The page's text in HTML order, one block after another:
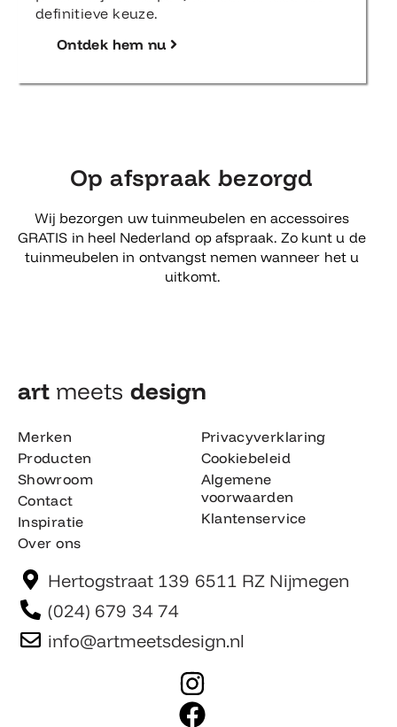
definitieve keuze.
Ontdek hem nu
Op afspraak bezorgd
Wij bezorgen uw tuinmeubelen en accessoires
GRATIS in heel Nederland op afspraak. Zo kunt u de
tuinmeubelen in ontvangst nemen wanneer het u
uitkomt.
art meets design​
Merken
Producten
Showroom
Contact
Inspiratie
Over ons
Privacyverklaring
Cookiebeleid
Algemene
voorwaarden
Klantenservice
Hertogstraat 139 6511 RZ Nijmegen
(024) 679 34 74
info@artmeetsdesign.nl
I
n
F